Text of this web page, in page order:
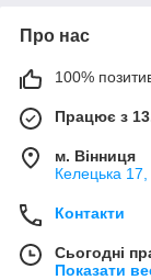
Про нас
100%
Працює з
м. Вінниця
Келецька
Контакти
Сьогодні
Показати